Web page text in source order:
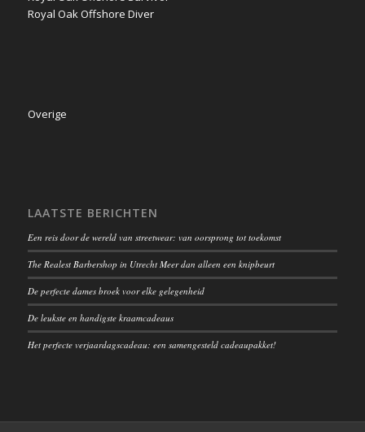
Royal Oak Offshore Diver
Overige
LAATSTE BERICHTEN
Een reis door de wereld van streetwear: van oorsprong tot toekomst
The Realest Barbershop in Utrecht Meer dan alleen een knipbeurt
De perfecte dames broek voor elke gelegenheid
De leukste en handigste kraamcadeaus
Het perfecte verjaardagscadeau: een samengesteld cadeaupakket!